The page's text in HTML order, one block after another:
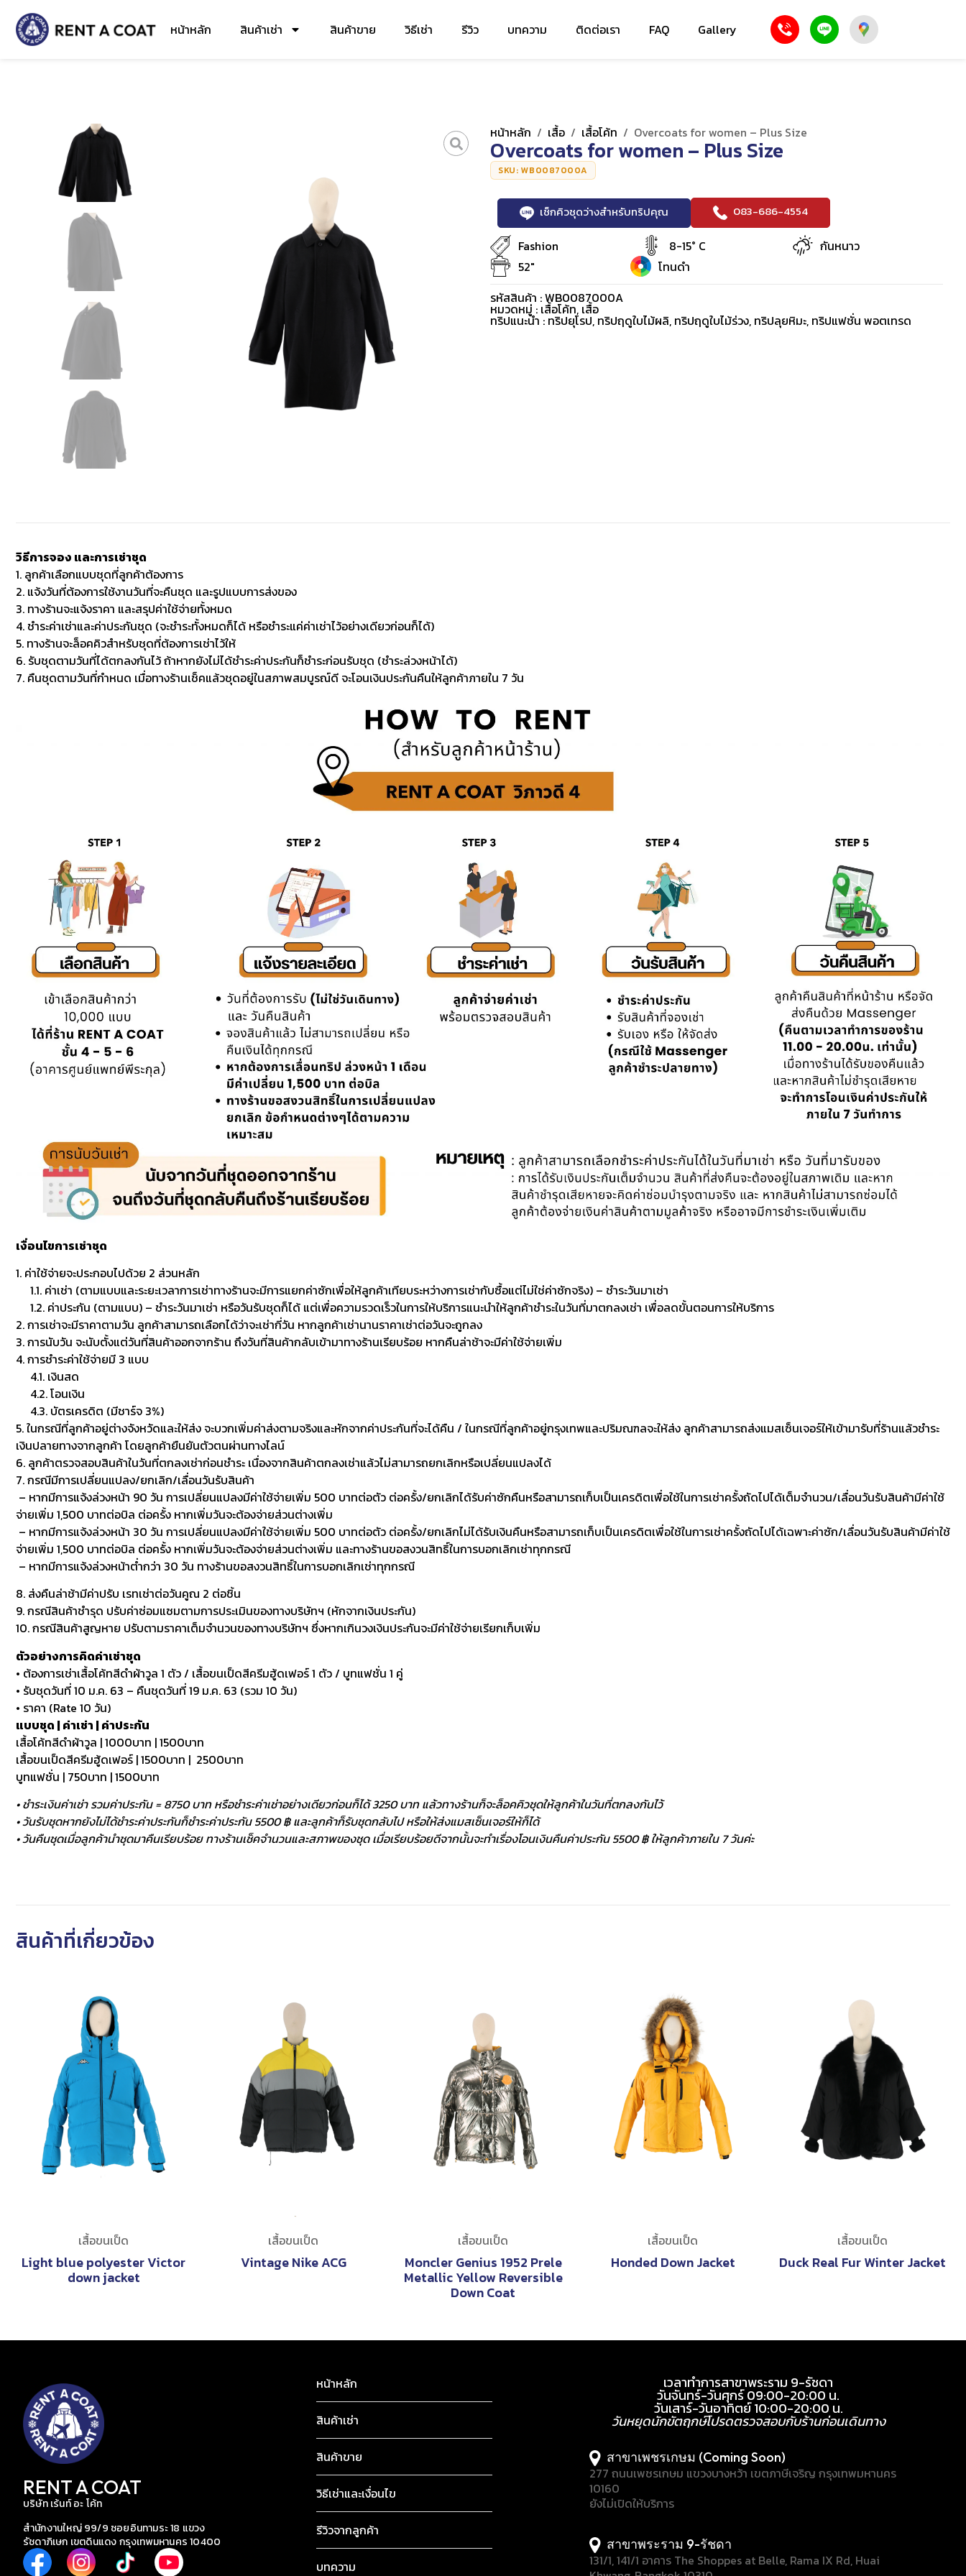
หน้าหลัก สินค้าเช่า สินค้าขาย วิธีเช่า รีวิว บทความ ติดต่อเรา FAQ Gallery
หน้าหลัก / เสื้อ / เสื้อโค้ท / Overcoats for women – Plus Size
Overcoats for women – Plus Size
SKU: WB0087000A
เช็กคิวชุดว่างสำหรับทริปคุณ 083-686-4554
Fashion 8-15° C
กันหนาว
52"
โทนดำ
รหัสสินค้า : WB0087000A
หมวดหมู่ : เสื้อโค้ท, เสื้อ
ทริปแนะนำ : ทริปยุโรป, ทริปฤดูใบไม้ผลิ, ทริปฤดูใบไม้ร่วง, ทริปลุยหิมะ, ทริปแฟชั่น พอตเทรด
วิธีการจอง และการเช่าชุด
1. ลูกค้าเลือกแบบชุดที่ลูกค้าต้องการ
2. แจ้งวันที่ต้องการใช้งานวันที่จะคืนชุด และรูปแบบการส่งของ
3. ทางร้านจะแจ้งราคา และสรุปค่าใช้จ่ายทั้งหมด
4. ชำระค่าเช่าและค่าประกันชุด (จะชำระทั้งหมดก็ได้ หรือชำระแค่ค่าเช่าไว้อย่างเดียวก่อนก็ได้)
5. ทางร้านจะล็อคคิวสำหรับชุดที่ต้องการเช่าไว้ให้
6. รับชุดตามวันที่ได้ตกลงกันไว้ ถ้าหากยังไม่ได้ชำระค่าประกันก็ชำระก่อนรับชุด (ชำระล่วงหน้าได้)
7. คืนชุดตามวันที่กำหนด เมื่อทางร้านเช็คแล้วชุดอยู่ในสภาพสมบูรณ์ดี จะโอนเงินประกันคืนให้ลูกค้าภายใน 7 วัน
เงื่อนไขการเช่าชุด
1. ค่าใช้จ่ายจะประกอบไปด้วย 2 ส่วนหลัก
1.1. ค่าเช่า (ตามแบบและระยะเวลาการเช่าทางร้านจะมีการแยกค่าซักเพื่อให้ลูกค้าเทียบระหว่างการเช่ากับซื้อแต่ไม่ใช่ค่าซักจริง) – ชำระวันมาเช่า
1.2. ค่าประกัน (ตามแบบ) – ชำระวันมาเช่า หรือวันรับชุดก็ได้ แต่เพื่อความรวดเร็วในการให้บริการแนะนำให้ลูกค้าชำระในวันที่มาตกลงเช่า เพื่อลดขั้นตอนการให้บริการ
2. การเช่าจะมีราคาตามวัน ลูกค้าสามารถเลือกได้ว่าจะเช่ากี่วัน หากลูกค้าเช่านานราคาเช่าต่อวันจะถูกลง
3. การนับวัน จะนับตั้งแต่วันที่สินค้าออกจากร้าน ถึงวันที่สินค้ากลับเข้ามาทางร้านเรียบร้อย หากคืนล่าช้าจะมีค่าใช้จ่ายเพิ่ม
4. การชำระค่าใช้จ่ายมี 3 แบบ
4.1. เงินสด
4.2. โอนเงิน
4.3. บัตรเครดิต (มีชาร์จ 3%)
5. ในกรณีที่ลูกค้าอยู่ต่างจังหวัดและให้ส่ง จะบวกเพิ่มค่าส่งตามจริงและหักจากค่าประกันที่จะได้คืน / ในกรณีที่ลูกค้าอยู่กรุงเทพและปริมณฑลจะให้ส่ง ลูกค้าสามารถส่งแมสเซ็นเจอร์ให้เข้ามารับที่ร้านแล้วชำระ
เงินปลายทางจากลูกค้า โดยลูกค้ายืนยันตัวตนผ่านทางไลน์
6. ลูกค้าตรวจสอบสินค้าในวันที่ตกลงเช่าก่อนชำระ เนื่องจากสินค้าตกลงเช่าแล้วไม่สามารถยกเลิกหรือเปลี่ยนแปลงได้
7. กรณีมีการเปลี่ยนแปลง/ยกเลิก/เลื่อนวันรับสินค้า
– หากมีการแจ้งล่วงหน้า 90 วัน การเปลี่ยนแปลงมีค่าใช้จ่ายเพิ่ม 500 บาทต่อตัว ต่อครั้ง/ยกเลิกได้รับค่าซักคืนหรือสามารถเก็บเป็นเครดิตเพื่อใช้ในการเช่าครั้งถัดไปได้เต็มจำนวน/เลื่อนวันรับสินค้ามีค่าใช้
จ่ายเพิ่ม 1,500 บาทต่อบิล ต่อครั้ง หากเพิ่มวันจะต้องจ่ายส่วนต่างเพิ่ม
– หากมีการแจ้งล่วงหน้า 30 วัน การเปลี่ยนแปลงมีค่าใช้จ่ายเพิ่ม 500 บาทต่อตัว ต่อครั้ง/ยกเลิกไม่ได้รับเงินคืนหรือสามารถเก็บเป็นเครดิตเพื่อใช้ในการเช่าครั้งถัดไปได้เฉพาะค่าซัก/เลื่อนวันรับสินค้ามีค่าใช้
จ่ายเพิ่ม 1,500 บาทต่อบิล ต่อครั้ง หากเพิ่มวันจะต้องจ่ายส่วนต่างเพิ่ม และทางร้านขอสงวนสิทธิ์ในการบอกเลิกเช่าทุกกรณี
– หากมีการแจ้งล่วงหน้าต่ำกว่า 30 วัน ทางร้านขอสงวนสิทธิ์ในการบอกเลิกเช่าทุกกรณี
8. ส่งคืนล่าช้ามีค่าปรับ เรทเช่าต่อวันคูณ 2 ต่อชิ้น
9. กรณีสินค้าชำรุด ปรับค่าซ่อมแซมตามการประเมินของทางบริษัทฯ (หักจากเงินประกัน)
10. กรณีสินค้าสูญหาย ปรับตามราคาเต็มจำนวนของทางบริษัทฯ ซึ่งหากเกินวงเงินประกันจะมีค่าใช้จ่ายเรียกเก็บเพิ่ม
ตัวอย่างการคิดค่าเช่าชุด
• ต้องการเช่าเสื้อโค้ทสีดำผ้าวูล 1 ตัว / เสื้อขนเป็ดสีครีมฮู้ดเฟอร์ 1 ตัว / บูทแฟชั่น 1 คู่
• รับชุดวันที่ 10 ม.ค. 63 – คืนชุดวันที่ 19 ม.ค. 63 (รวม 10 วัน)
• ราคา (Rate 10 วัน)
แบบชุด | ค่าเช่า | ค่าประกัน
เสื้อโค้ทสีดำผ้าวูล | 1000บาท | 1500บาท
เสื้อขนเป็ดสีครีมฮู้ดเฟอร์ | 1500บาท | 2500บาท
บูทแฟชั่น | 750บาท | 1500บาท
• ชำระเงินค่าเช่า รวมค่าประกัน = 8750 บาท หรือชำระค่าเช่าอย่างเดียวก่อนก็ได้ 3250 บาท แล้วทางร้านก็จะล็อคคิวชุดให้ลูกค้าในวันที่ตกลงกันไว้
• วันรับชุดหากยังไม่ได้ชำระค่าประกันก็ชำระค่าประกัน 5500 ฿ และลูกค้าก็รับชุดกลับไป หรือให้ส่งแมสเซ็นเจอร์ให้ก็ได้
• วันคืนชุดเมื่อลูกค้านำชุดมาคืนเรียบร้อย ทางร้านเช็คจำนวนและสภาพของชุด เมื่อเรียบร้อยดีจากนั้นจะทำเรื่องโอนเงินคืนค่าประกัน 5500 ฿ ให้ลูกค้าภายใน 7 วันค่ะ
สินค้าที่เกี่ยวข้อง
เสื้อขนเป็ด
Light blue polyester Victor
down jacket
เสื้อขนเป็ด
Vintage Nike ACG
เสื้อขนเป็ด
Moncler Genius 1952 Prele
Metallic Yellow Reversible
Down Coat
เสื้อขนเป็ด
Honded Down Jacket
เสื้อขนเป็ด
Duck Real Fur Winter Jacket
RENT A COAT
บริษัท เร้นท์ อะ โค้ท
สำนักงานใหญ่ 99/9 ซอยอินทามระ 18 แขวง
รัชดาภิเษก เขตดินแดง กรุงเทพมหานคร 10400
หน้าหลัก
สินค้าเช่า
สินค้าขาย
วิธีเช่าและเงื่อนไข
รีวิวจากลูกค้า
บทความ
เวลาทำการสาขาพระราม 9-รัชดา
วันจันทร์-วันศุกร์ 09:00-20:00 น.
วันเสาร์-วันอาทิตย์ 10:00-20:00 น.
วันหยุดนักขัตฤกษ์โปรดตรวจสอบกับร้านก่อนเดินทาง
สาขาเพชรเกษม (Coming Soon)
277 ถนนเพชรเกษม แขวงบางหว้า เขตภาษีเจริญ กรุงเทพมหานคร
10160
ยังไม่เปิดให้บริการ
สาขาพระราม 9-รัชดา
131/1, 141/1 อาคาร The Shoppes at Belle, Rama IX Rd, Huai